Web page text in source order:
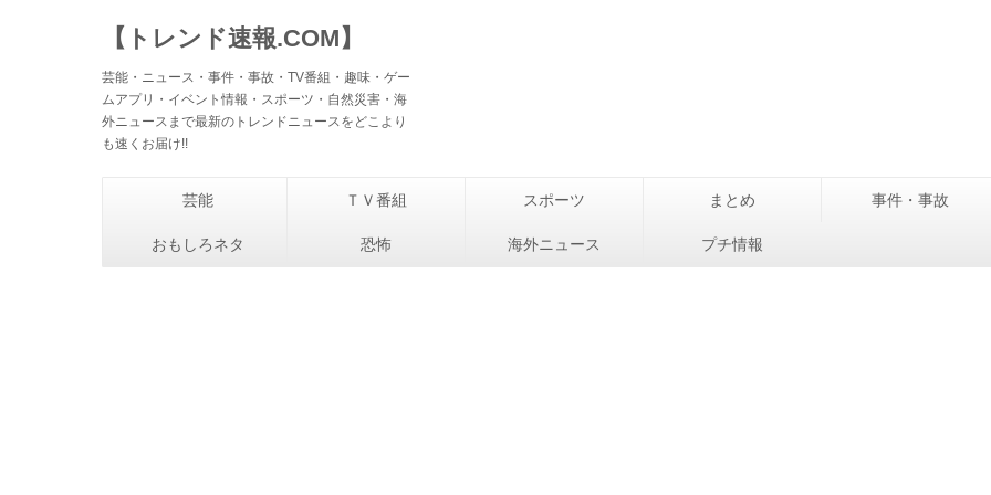
【トレンド速報.COM】
芸能・ニュース・事件・事故・TV番組・趣味・ゲー
ムアプリ・イベント情報・スポーツ・自然災害・海
外ニュースまで最新のトレンドニュースをどこより
も速くお届け!!
芸能 ＴＶ番組 スポーツ まとめ 事件・事故
おもしろネタ 恐怖 海外ニュース プチ情報